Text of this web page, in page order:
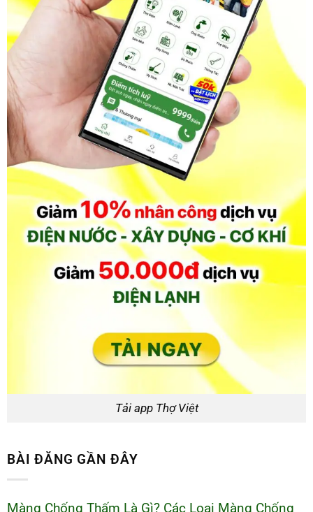
Tải app Thợ Việt
BÀI ĐĂNG GẦN ĐÂY
Màng Chống Thấm Là Gì? Các Loại Màng Chống